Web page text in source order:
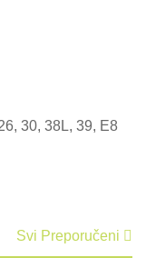
30, 38L, 39, E8
Svi Preporučeni